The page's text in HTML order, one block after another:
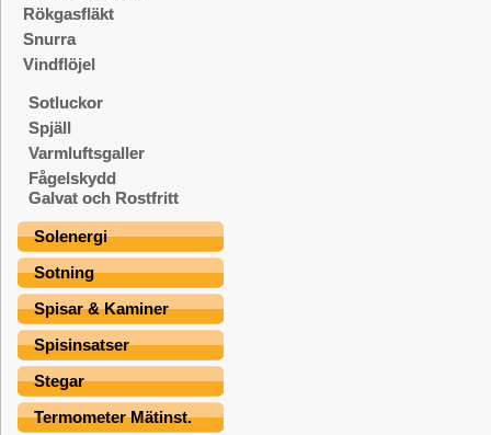
Rökgasfläkt
Snurra
Vindflöjel
Sotluckor
Spjäll
Varmluftsgaller
Fågelskydd
Galvat och Rostfritt
Solenergi
Sotning
Spisar & Kaminer
Spisinsatser
Stegar
Termometer Mätinst.